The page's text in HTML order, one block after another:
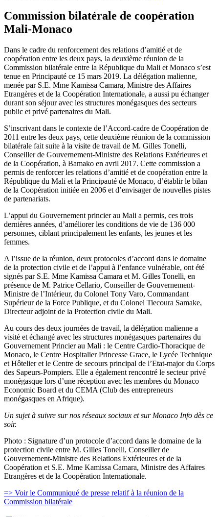
Commission bilatérale de coopération
Mali-Monaco
Dans le cadre du renforcement des relations d’amitié et de
coopération entre les deux pays, la deuxième réunion de la
Commission bilatérale entre la République du Mali et Monaco s’est
tenue en Principauté ce 15 mars 2019. La délégation malienne,
menée par S.E. Mme Kamissa Camara, Ministre des Affaires
Etrangères et de la Coopération Internationale, a aussi pu échanger
durant son séjour avec les structures monégasques des secteurs
public et privé partenaires du Mali.
S’inscrivant dans le contexte de l’Accord-cadre de Coopération de
2011 entre les deux pays, cette deuxième réunion de la commission
bilatérale fait suite à la visite de travail de M. Gilles Tonelli,
Conseiller de Gouvernement-Ministre des Relations Extérieures et
de la Coopération, à Bamako en avril 2017. Cette commission a
permis de renforcer les relations d’amitié et de coopération entre la
République du Mali et la Principauté de Monaco, d’établir le bilan
de la Coopération initiée en 2006 et d’envisager de nouvelles pistes
de partenariats.
L’appui du Gouvernement princier au Mali a permis, ces trois
dernières années, d’améliorer les conditions de vie de 136 000
personnes, ciblant principalement les enfants, les jeunes et les
femmes.
A l’issue de la réunion, deux protocoles d’accord dans le domaine
de la protection civile et de l’appui à l’enfance vulnérable, ont été
signés par S.E. Mme Kamissa Camara et M. Gilles Tonelli, en
présence de M. Patrice Cellario, Conseiller de Gouvernement-
Ministre de l’Intérieur, du Colonel Tony Varo, Commandant
Supérieur de la Force Publique, et du Colonel Tiecoura Samake,
Directeur adjoint de la Protection civile du Mali.
Au cours des deux journées de travail, la délégation malienne a
visité et échangé avec les structures monégasques partenaires du
Gouvernement Princier au Mali : le Centre Cardio-Thoracique de
Monaco, le Centre Hospitalier Princesse Grace, le Lycée Technique
et Hôtelier et le Centre de secours principal de l’Etat-major du Corps
des Sapeurs-Pompiers. Elle a également rencontré le secteur privé
monégasque lors d’une réception avec les membres du Monaco
Economic Board et du CEMA (Club des entrepreneurs
monégasques en Afrique).
Un sujet à suivre sur nos réseaux sociaux et sur Monaco Info dès ce
soir.
Photo : Signature d’un protocole d’accord dans le domaine de la
protection civile entre M. Gilles Tonelli, Conseiller de
Gouvernement-Ministre des Relations Extérieures et de la
Coopération et S.E. Mme Kamissa Camara, Ministre des Affaires
Etrangères et de la Coopération Internationale.
=> Voir le Communiqué de presse relatif à la réunion de la
Commission bilatérale